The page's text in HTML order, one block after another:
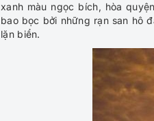
xanh màu ngọc bích, hòa
bao bọc bởi những rạn san hô
lặn biển.